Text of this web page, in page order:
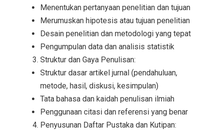
Menentukan pertanyaan penelitian dan tujuan
Merumuskan hipotesis atau tujuan penelitian
Desain penelitian dan metodologi yang tepat
Pengumpulan data dan analisis statistik
Struktur dan Gaya Penulisan:
Struktur dasar artikel jurnal (pendahuluan,
metode, hasil, diskusi, kesimpulan)
Tata bahasa dan kaidah penulisan ilmiah
Penggunaan citasi dan referensi yang benar
Penyusunan Daftar Pustaka dan Kutipan: